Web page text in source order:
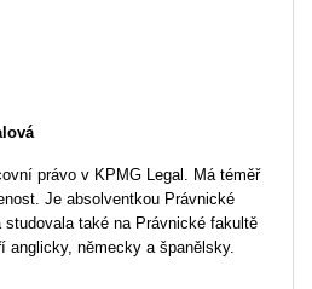
právo v KPMG Legal. Má téměř
Je absolventkou Právnické
také na Právnické fakultě
anglicky, německy a španělsky.